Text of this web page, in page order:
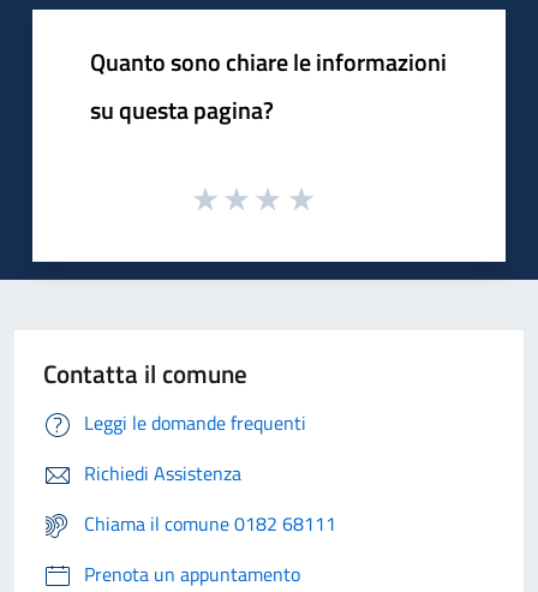
Quanto sono chiare le informazioni
su questa pagina?
Contatta il comune
Leggi le domande frequenti
Richiedi Assistenza
Chiama il comune 0182 68111
Prenota un appuntamento